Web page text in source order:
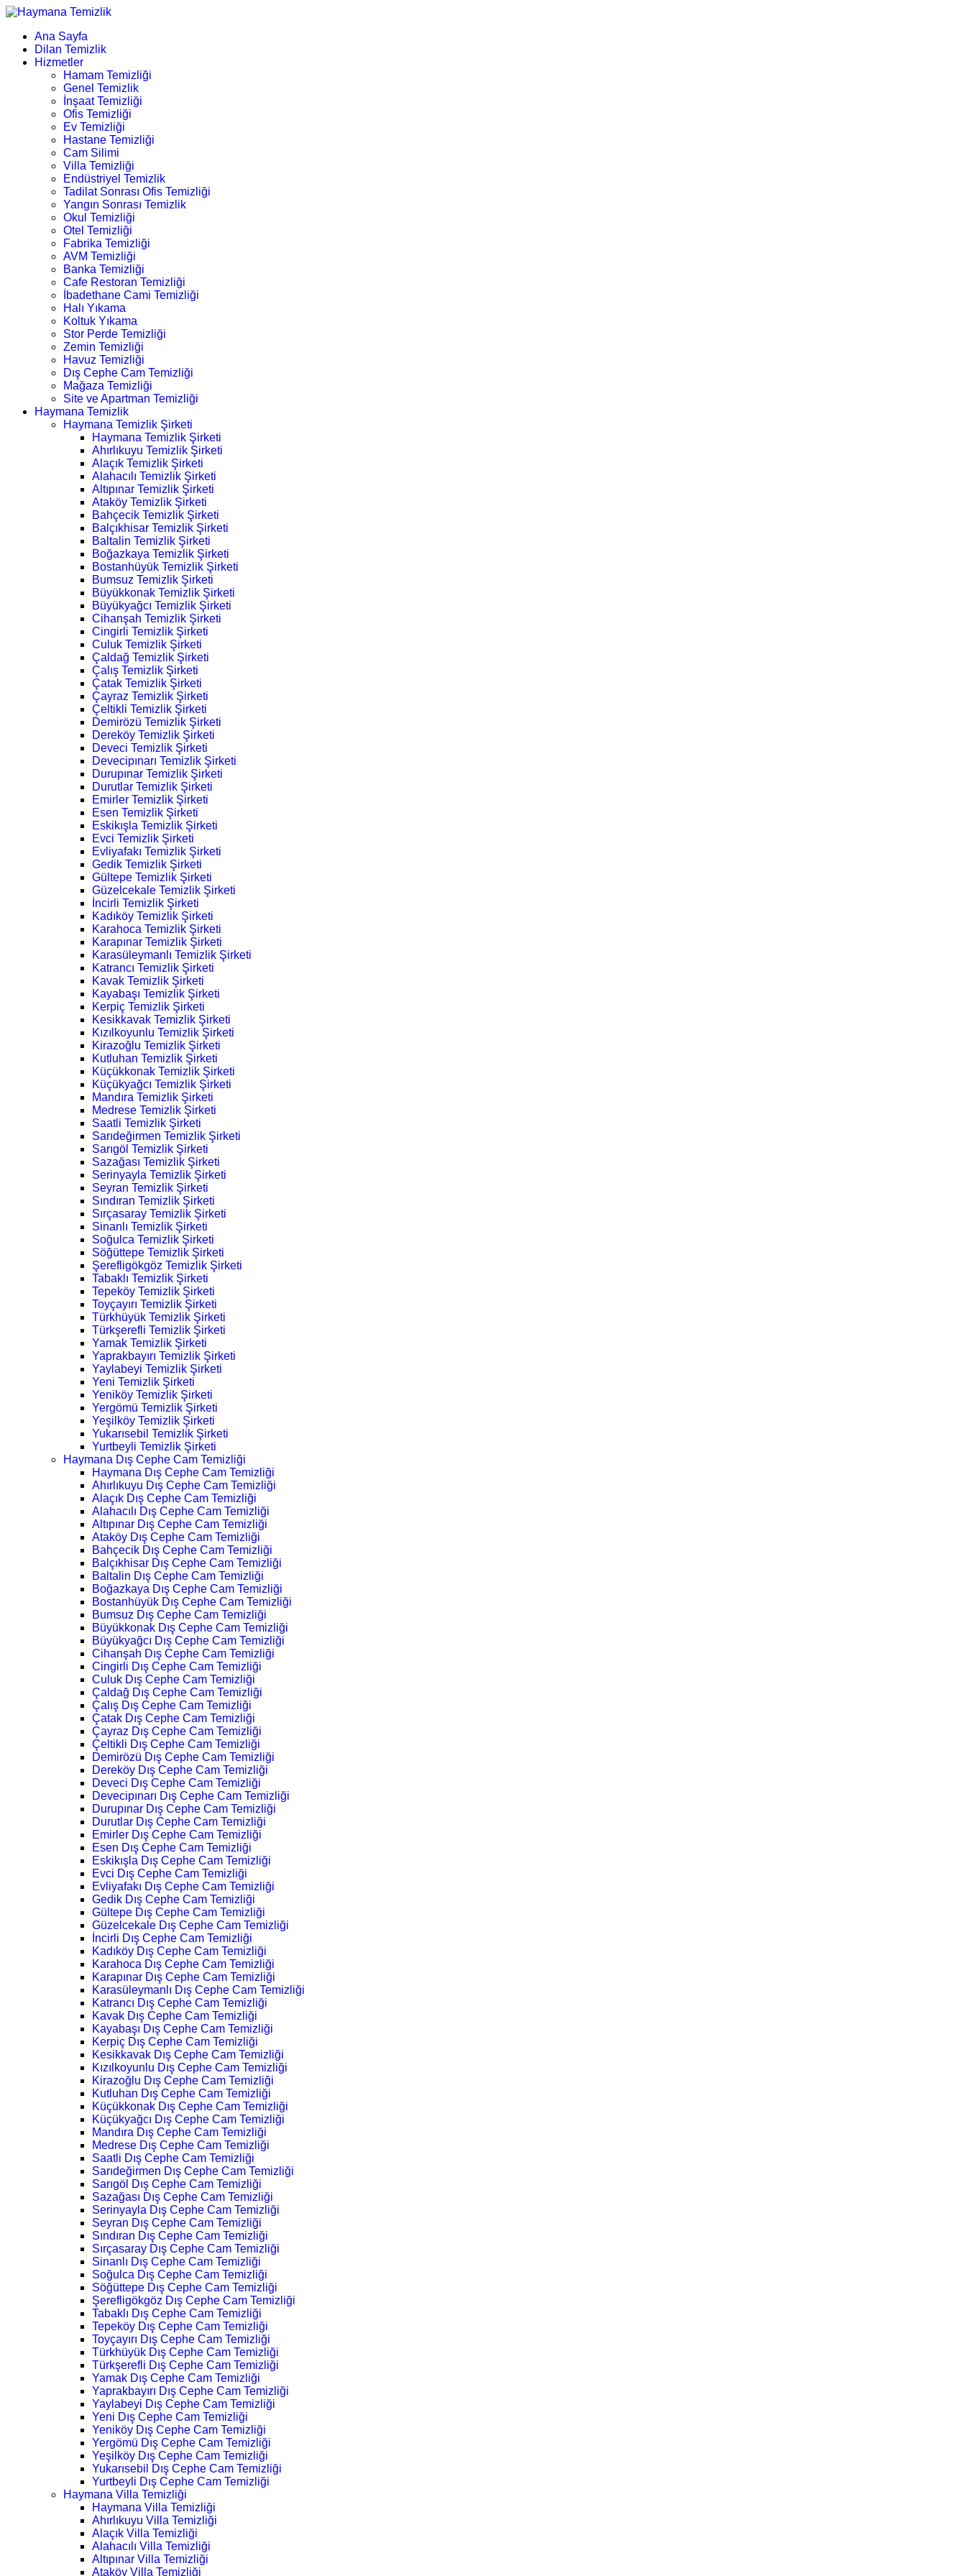
Ana Sayfa
Dilan Temizlik
Hizmetler
Hamam Temizliği
Genel Temizlik
İnşaat Temizliği
Ofis Temizliği
Ev Temizliği
Hastane Temizliği
Cam Silimi
Villa Temizliği
Endüstriyel Temizlik
Tadilat Sonrası Ofis Temizliği
Yangın Sonrası Temizlik
Okul Temizliği
Otel Temizliği
Fabrika Temizliği
AVM Temizliği
Banka Temizliği
Cafe Restoran Temizliği
İbadethane Cami Temizliği
Halı Yıkama
Koltuk Yıkama
Stor Perde Temizliği
Zemin Temizliği
Havuz Temizliği
Dış Cephe Cam Temizliği
Mağaza Temizliği
Site ve Apartman Temizliği
Haymana Temizlik
Haymana Temizlik Şirketi
Haymana Temizlik Şirketi
Ahırlıkuyu Temizlik Şirketi
Alaçık Temizlik Şirketi
Alahacılı Temizlik Şirketi
Altıpınar Temizlik Şirketi
Ataköy Temizlik Şirketi
Bahçecik Temizlik Şirketi
Balçıkhisar Temizlik Şirketi
Baltalin Temizlik Şirketi
Boğazkaya Temizlik Şirketi
Bostanhüyük Temizlik Şirketi
Bumsuz Temizlik Şirketi
Büyükkonak Temizlik Şirketi
Büyükyağcı Temizlik Şirketi
Cihanşah Temizlik Şirketi
Cingirli Temizlik Şirketi
Culuk Temizlik Şirketi
Çaldağ Temizlik Şirketi
Çalış Temizlik Şirketi
Çatak Temizlik Şirketi
Çayraz Temizlik Şirketi
Çeltikli Temizlik Şirketi
Demirözü Temizlik Şirketi
Dereköy Temizlik Şirketi
Deveci Temizlik Şirketi
Devecipınarı Temizlik Şirketi
Durupınar Temizlik Şirketi
Durutlar Temizlik Şirketi
Emirler Temizlik Şirketi
Esen Temizlik Şirketi
Eskikışla Temizlik Şirketi
Evci Temizlik Şirketi
Evliyafakı Temizlik Şirketi
Gedik Temizlik Şirketi
Gültepe Temizlik Şirketi
Güzelcekale Temizlik Şirketi
İncirli Temizlik Şirketi
Kadıköy Temizlik Şirketi
Karahoca Temizlik Şirketi
Karapınar Temizlik Şirketi
Karasüleymanlı Temizlik Şirketi
Katrancı Temizlik Şirketi
Kavak Temizlik Şirketi
Kayabaşı Temizlik Şirketi
Kerpiç Temizlik Şirketi
Kesikkavak Temizlik Şirketi
Kızılkoyunlu Temizlik Şirketi
Kirazoğlu Temizlik Şirketi
Kutluhan Temizlik Şirketi
Küçükkonak Temizlik Şirketi
Küçükyağcı Temizlik Şirketi
Mandıra Temizlik Şirketi
Medrese Temizlik Şirketi
Saatli Temizlik Şirketi
Sarıdeğirmen Temizlik Şirketi
Sarıgöl Temizlik Şirketi
Sazağası Temizlik Şirketi
Serinyayla Temizlik Şirketi
Seyran Temizlik Şirketi
Sındıran Temizlik Şirketi
Sırçasaray Temizlik Şirketi
Sinanlı Temizlik Şirketi
Soğulca Temizlik Şirketi
Söğüttepe Temizlik Şirketi
Şerefligökgöz Temizlik Şirketi
Tabaklı Temizlik Şirketi
Tepeköy Temizlik Şirketi
Toyçayırı Temizlik Şirketi
Türkhüyük Temizlik Şirketi
Türkşerefli Temizlik Şirketi
Yamak Temizlik Şirketi
Yaprakbayırı Temizlik Şirketi
Yaylabeyi Temizlik Şirketi
Yeni Temizlik Şirketi
Yeniköy Temizlik Şirketi
Yergömü Temizlik Şirketi
Yeşilköy Temizlik Şirketi
Yukarısebil Temizlik Şirketi
Yurtbeyli Temizlik Şirketi
Haymana Dış Cephe Cam Temizliği
Haymana Dış Cephe Cam Temizliği
Ahırlıkuyu Dış Cephe Cam Temizliği
Alaçık Dış Cephe Cam Temizliği
Alahacılı Dış Cephe Cam Temizliği
Altıpınar Dış Cephe Cam Temizliği
Ataköy Dış Cephe Cam Temizliği
Bahçecik Dış Cephe Cam Temizliği
Balçıkhisar Dış Cephe Cam Temizliği
Baltalin Dış Cephe Cam Temizliği
Boğazkaya Dış Cephe Cam Temizliği
Bostanhüyük Dış Cephe Cam Temizliği
Bumsuz Dış Cephe Cam Temizliği
Büyükkonak Dış Cephe Cam Temizliği
Büyükyağcı Dış Cephe Cam Temizliği
Cihanşah Dış Cephe Cam Temizliği
Cingirli Dış Cephe Cam Temizliği
Culuk Dış Cephe Cam Temizliği
Çaldağ Dış Cephe Cam Temizliği
Çalış Dış Cephe Cam Temizliği
Çatak Dış Cephe Cam Temizliği
Çayraz Dış Cephe Cam Temizliği
Çeltikli Dış Cephe Cam Temizliği
Demirözü Dış Cephe Cam Temizliği
Dereköy Dış Cephe Cam Temizliği
Deveci Dış Cephe Cam Temizliği
Devecipınarı Dış Cephe Cam Temizliği
Durupınar Dış Cephe Cam Temizliği
Durutlar Dış Cephe Cam Temizliği
Emirler Dış Cephe Cam Temizliği
Esen Dış Cephe Cam Temizliği
Eskikışla Dış Cephe Cam Temizliği
Evci Dış Cephe Cam Temizliği
Evliyafakı Dış Cephe Cam Temizliği
Gedik Dış Cephe Cam Temizliği
Gültepe Dış Cephe Cam Temizliği
Güzelcekale Dış Cephe Cam Temizliği
İncirli Dış Cephe Cam Temizliği
Kadıköy Dış Cephe Cam Temizliği
Karahoca Dış Cephe Cam Temizliği
Karapınar Dış Cephe Cam Temizliği
Karasüleymanlı Dış Cephe Cam Temizliği
Katrancı Dış Cephe Cam Temizliği
Kavak Dış Cephe Cam Temizliği
Kayabaşı Dış Cephe Cam Temizliği
Kerpiç Dış Cephe Cam Temizliği
Kesikkavak Dış Cephe Cam Temizliği
Kızılkoyunlu Dış Cephe Cam Temizliği
Kirazoğlu Dış Cephe Cam Temizliği
Kutluhan Dış Cephe Cam Temizliği
Küçükkonak Dış Cephe Cam Temizliği
Küçükyağcı Dış Cephe Cam Temizliği
Mandıra Dış Cephe Cam Temizliği
Medrese Dış Cephe Cam Temizliği
Saatli Dış Cephe Cam Temizliği
Sarıdeğirmen Dış Cephe Cam Temizliği
Sarıgöl Dış Cephe Cam Temizliği
Sazağası Dış Cephe Cam Temizliği
Serinyayla Dış Cephe Cam Temizliği
Seyran Dış Cephe Cam Temizliği
Sındıran Dış Cephe Cam Temizliği
Sırçasaray Dış Cephe Cam Temizliği
Sinanlı Dış Cephe Cam Temizliği
Soğulca Dış Cephe Cam Temizliği
Söğüttepe Dış Cephe Cam Temizliği
Şerefligökgöz Dış Cephe Cam Temizliği
Tabaklı Dış Cephe Cam Temizliği
Tepeköy Dış Cephe Cam Temizliği
Toyçayırı Dış Cephe Cam Temizliği
Türkhüyük Dış Cephe Cam Temizliği
Türkşerefli Dış Cephe Cam Temizliği
Yamak Dış Cephe Cam Temizliği
Yaprakbayırı Dış Cephe Cam Temizliği
Yaylabeyi Dış Cephe Cam Temizliği
Yeni Dış Cephe Cam Temizliği
Yeniköy Dış Cephe Cam Temizliği
Yergömü Dış Cephe Cam Temizliği
Yeşilköy Dış Cephe Cam Temizliği
Yukarısebil Dış Cephe Cam Temizliği
Yurtbeyli Dış Cephe Cam Temizliği
Haymana Villa Temizliği
Haymana Villa Temizliği
Ahırlıkuyu Villa Temizliği
Alaçık Villa Temizliği
Alahacılı Villa Temizliği
Altıpınar Villa Temizliği
Ataköy Villa Temizliği